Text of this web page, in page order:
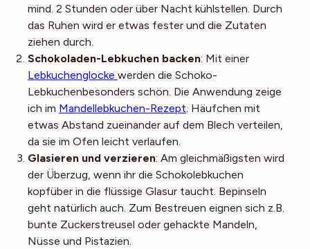
mind. 2 Stunden oder über Nacht kühlstellen. Durch
das Ruhen wird er etwas fester und die Zutaten
ziehen durch.
Schokoladen-Lebkuchen backen: Mit einer
Lebkuchenglocke werden die Schoko-
Lebkuchenbesonders schön. Die Anwendung zeige
ich im Mandellebkuchen-Rezept . Häufchen mit
etwas Abstand zueinander auf dem Blech verteilen,
da sie im Ofen leicht verlaufen.
Glasieren und verzieren: Am gleichmäßigsten wird
der Überzug, wenn ihr die Schokolebkuchen
kopfüber in die flüssige Glasur taucht. Bepinseln
geht natürlich auch. Zum Bestreuen eignen sich z.B.
bunte Zuckerstreusel oder gehackte Mandeln,
Nüsse und Pistazien.